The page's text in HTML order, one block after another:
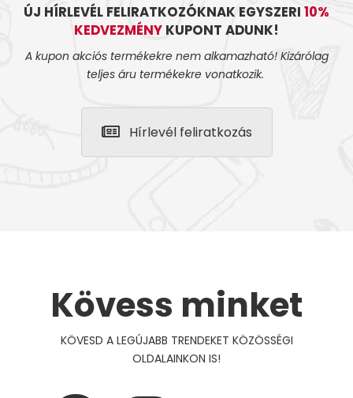
ÚJ HÍRLEVÉL FELIRATKOZÓKNAK EGYSZERI 10%
KEDVEZMÉNY KUPONT ADUNK!
A kupon akciós termékekre nem alkamazható! Kizárólag
teljes áru termékekre vonatkozik.
Hírlevél feliratkozás
Kövess minket
KÖVESD A LEGÚJABB TRENDEKET KÖZÖSSÉGI
OLDALAINKON IS!